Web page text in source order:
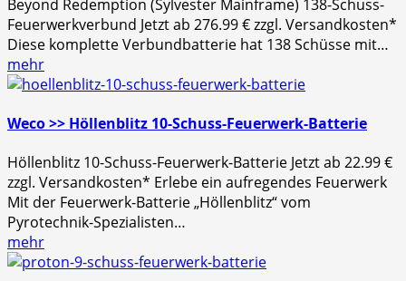
Beyond Redemption (Sylvester Mainframe) 138-Schuss-
Feuerwerkverbund Jetzt ab 276.99 € zzgl. Versandkosten*
Diese komplette Verbundbatterie hat 138 Schüsse mit…
mehr
Weco >> Höllenblitz 10-Schuss-Feuerwerk-Batterie
Höllenblitz 10-Schuss-Feuerwerk-Batterie Jetzt ab 22.99 €
zzgl. Versandkosten* Erlebe ein aufregendes Feuerwerk
Mit der Feuerwerk-Batterie „Höllenblitz“ vom
Pyrotechnik-Spezialisten…
mehr